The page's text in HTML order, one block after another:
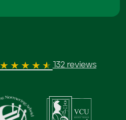
132 reviews